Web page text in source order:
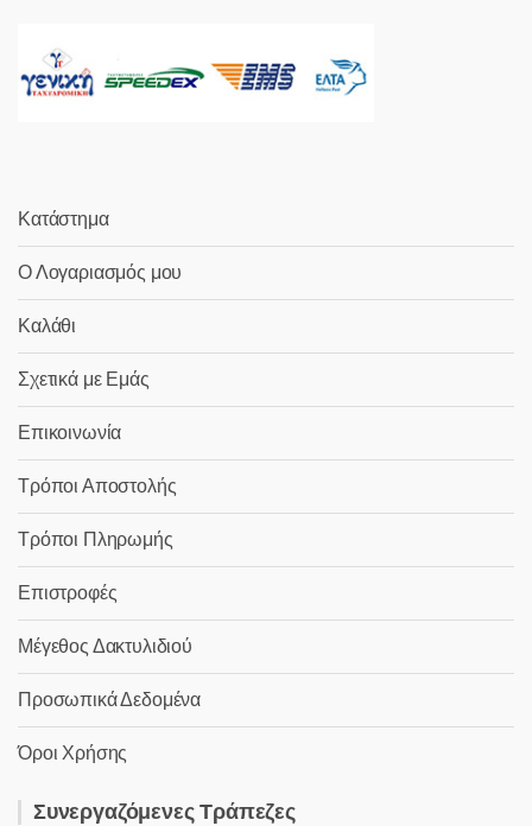
Κατάστημα
Ο Λογαριασμός μου
Καλάθι
Σχετικά με Εμάς
Επικοινωνία
Τρόποι Αποστολής
Τρόποι Πληρωμής
Επιστροφές
Μέγεθος Δακτυλιδιού
Προσωπικά Δεδομένα
Όροι Χρήσης
Συνεργαζόμενες Τράπεζες